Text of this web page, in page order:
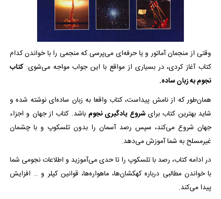
وقتی از منجمان آماتور و یا حرفه‌ای می‌پرسی که منجمی را با خواندن کدام
کتاب آغاز کردی، در بسیاری از مواقع با این جواب مواجه می‌شوی:کتاب
نجوم به زبان ساده.
همان‌طور که از نامش پیداست، کتاب واقعا به زبان ساده‌ای نوشته شده و
شاید بهترین کتاب برایشروع یادگیری نجوم باشد. کتاب از جهان و اجزاء
جهان شروع می‌کند، سپس رصد آسمان را بدون تلسکوپ و با چشمان
غیرمسلح به شما آموزش می‌دهد.
در ادامه کتاب، رصد با تلسکوپ را تا حدی می‌آموزید و اطلاعات نجومی شما
با خواندن مطالبی درباره کهکشان‌ها، ماهواره‌ها، قوانین کپلر و … افزایش
پیدا می‌کند.